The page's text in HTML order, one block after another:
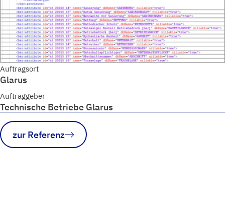
Auftragsort
Glarus
Auftraggeber
Technische Betriebe Glarus
zur Referenz